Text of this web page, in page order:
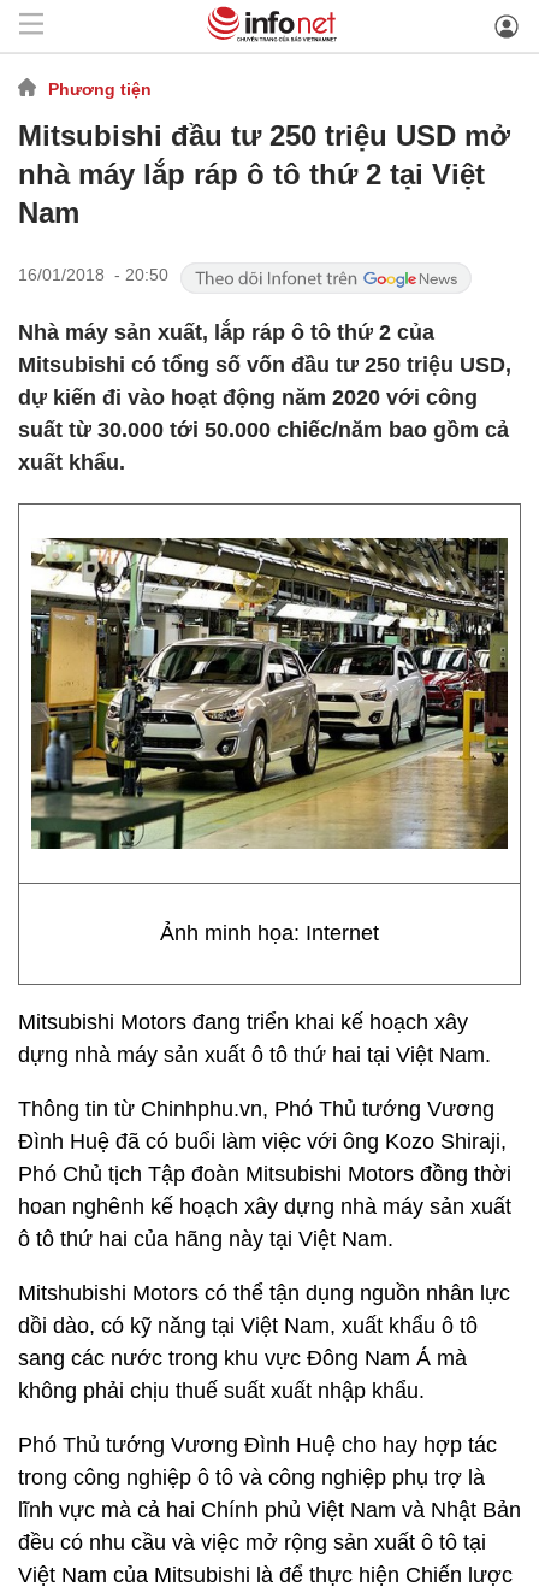
Phương tiện
Mitsubishi đầu tư 250 triệu USD mở
nhà máy lắp ráp ô tô thứ 2 tại Việt
Nam
16/01/2018 - 20:50
Nhà máy sản xuất, lắp ráp ô tô thứ 2 của
Mitsubishi có tổng số vốn đầu tư 250 triệu USD,
dự kiến đi vào hoạt động năm 2020 với công
suất từ 30.000 tới 50.000 chiếc/năm bao gồm cả
xuất khẩu.
Ảnh minh họa: Internet
Mitsubishi Motors đang triển khai kế hoạch xây
dựng nhà máy sản xuất ô tô thứ hai tại Việt Nam.
Thông tin từ Chinhphu.vn, Phó Thủ tướng Vương
Đình Huệ đã có buổi làm việc với ông Kozo Shiraji,
Phó Chủ tịch Tập đoàn Mitsubishi Motors đồng thời
hoan nghênh kế hoạch xây dựng nhà máy sản xuất
ô tô thứ hai của hãng này tại Việt Nam.
Mitshubishi Motors có thể tận dụng nguồn nhân lực
dồi dào, có kỹ năng tại Việt Nam, xuất khẩu ô tô
sang các nước trong khu vực Đông Nam Á mà
không phải chịu thuế suất xuất nhập khẩu.
Phó Thủ tướng Vương Đình Huệ cho hay hợp tác
trong công nghiệp ô tô và công nghiệp phụ trợ là
lĩnh vực mà cả hai Chính phủ Việt Nam và Nhật Bản
đều có nhu cầu và việc mở rộng sản xuất ô tô tại
Việt Nam của Mitsubishi là để thực hiện Chiến lược